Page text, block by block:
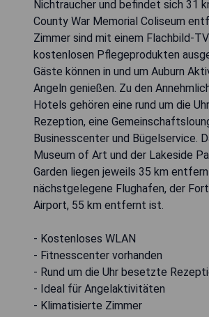
Nichtraucher und befindet sich 31
County War Memorial Coliseum
Zimmer sind mit einem Flachbild-
kostenlosen Pflegeprodukten
Gäste können in und um Auburn
Angeln genießen. Zu den
Hotels gehören eine rund um die
Rezeption, eine
Businesscenter und Bügelservice.
Museum of Art und der Lakeside
Garden liegen jeweils 35 km
nächstgelegene Flughafen, der
Airport, 55 km entfernt ist.
- Kostenloses WLAN
- Fitnesscenter vorhanden
- Rund um die Uhr besetzte
- Ideal für Angelaktivitäten
- Klimatisierte Zimmer